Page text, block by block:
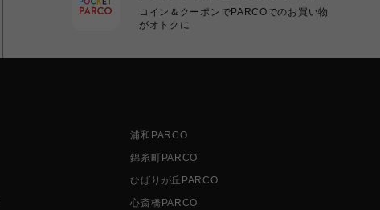
コイン＆クーポンでPARCOでのお買い物
がオトクに
浦和PARCO
錦糸町PARCO
ひばりが丘PARCO
心斎橋PARCO